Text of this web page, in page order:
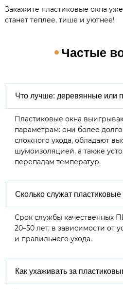
Закажите пластиковые окна
станет теплее, тише и уютнее!
Частые
Что лучше: деревянные или
Пластиковые окна
параметрам: они более
сложного ухода, обладают
шумоизоляцией, а также
перепадам температур.
Сколько служат пластиковые
Срок службы качественных
20–50 лет, в зависимости от
и правильного ухода.
Как ухаживать за